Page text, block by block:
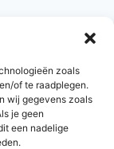
zoals
of te raadplegen.
wij gegevens zoals
je geen
een nadelige